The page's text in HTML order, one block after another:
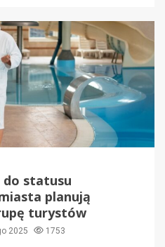
do statusu
planują
turystów
2025 1753